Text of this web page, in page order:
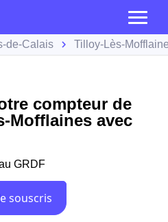
de-Calais Tilloy-Lès-